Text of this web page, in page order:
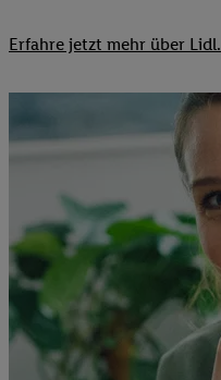
Erfahre jetzt mehr über Lidl.